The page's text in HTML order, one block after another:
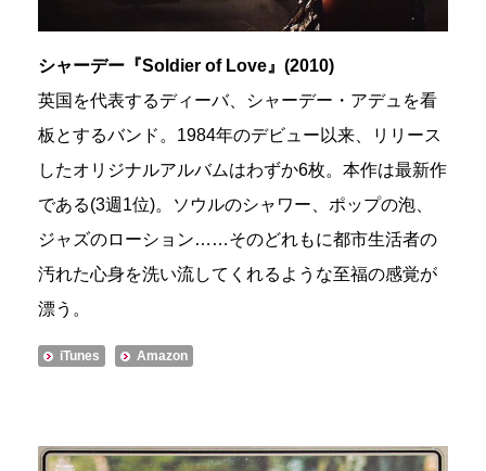
シャーデー『Soldier of Love』(2010)
英国を代表するディーバ、シャーデー・アデュを看
板とするバンド。1984年のデビュー以来、リリース
したオリジナルアルバムはわずか6枚。本作は最新作
である(3週1位)。ソウルのシャワー、ポップの泡、
ジャズのローション……そのどれもに都市生活者の
汚れた心身を洗い流してくれるような至福の感覚が
漂う。
iTunes Amazon